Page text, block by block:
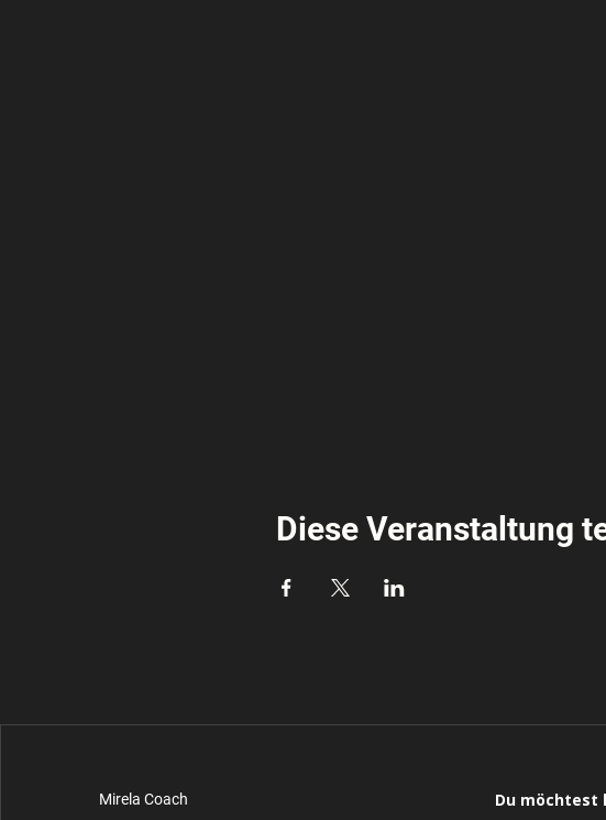
Diese Veranstaltung
Mirela Coach Du möchtest